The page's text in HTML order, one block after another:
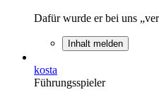
Dafür wurde er bei uns
Inhalt melden
kosta
Führungsspieler